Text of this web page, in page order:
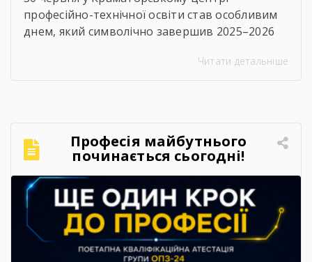
професійно-технічної освіти став особливим
днем, який символічно завершив 2025–2026
дві важливі події — урочисте вручення
випускники 2026 року. Для них це стало
початком нового життєвого етапу, а для
педагогічного колективу — ще […]
Читати детальніше
Професія майбутнього
починається сьогодні!